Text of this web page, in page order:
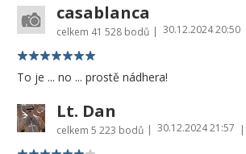
casablanca
celkem 41 528 bodů | 30.12.2024 20:50
To je ... no ... prostě nádhera!
Lt. Dan
celkem 5 223 bodů | 30.12.2024 21:57 |